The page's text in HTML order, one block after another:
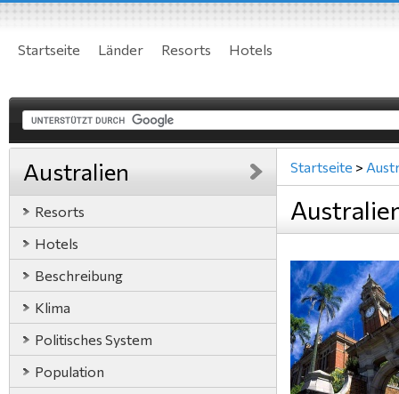
Startseite Länder Resorts Hotels
Australien
Resorts
Hotels
Beschreibung
Klima
Politisches System
Population
Startseite >